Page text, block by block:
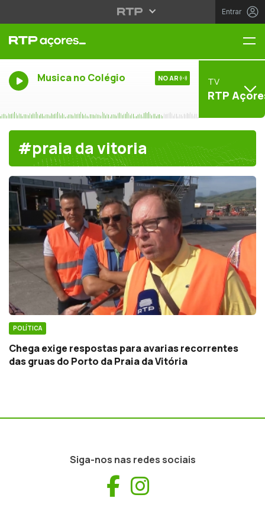
Entrar
Musica no Colégio NO AR TV
RTP
#praia da vitoria
POLÍTICA
Chega exige respostas para avarias recorrentes
das gruas do Porto da Praia da Vitória
Siga-nos nas redes sociais
Facebook